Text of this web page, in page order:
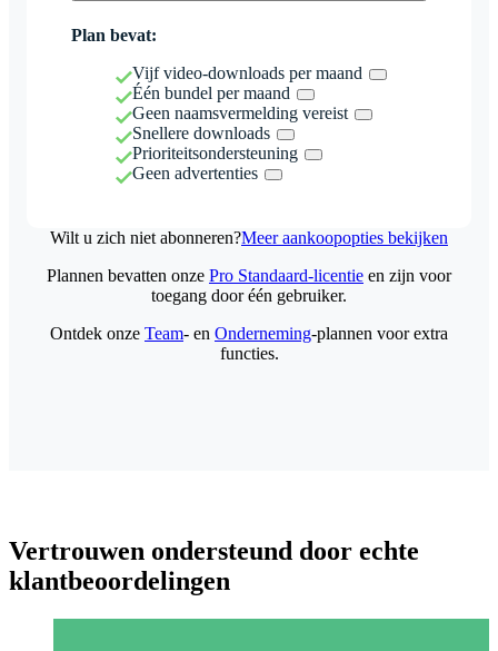
Plan bevat:
Vijf video-downloads per maand
Één bundel per maand
Geen naamsvermelding vereist
Snellere downloads
Prioriteitsondersteuning
Geen advertenties
Wilt u zich niet abonneren?Meer aankoopopties bekijken
Plannen bevatten onze Pro Standaard-licentie en zijn voor
toegang door één gebruiker.
Ontdek onze Team- en Onderneming-plannen voor extra
functies.
Vertrouwen ondersteund door echte
klantbeoordelingen